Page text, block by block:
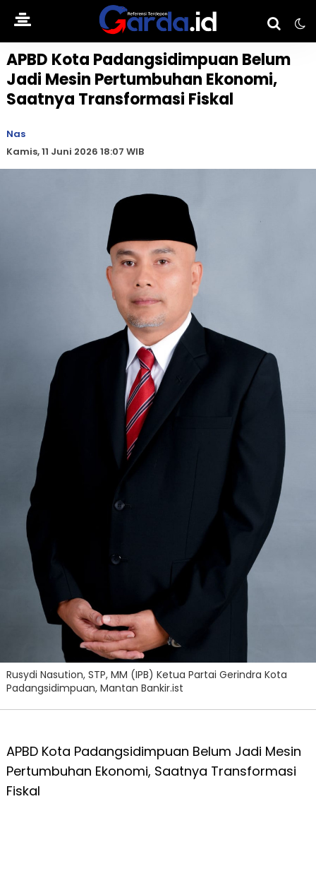
APBD Kota Padangsidimpuan Belum
Jadi Mesin Pertumbuhan Ekonomi,
Saatnya Transformasi Fiskal
Nas
Kamis, 11 Juni 2026 18:07 WIB
Rusydi Nasution, STP, MM (IPB) Ketua Partai Gerindra Kota
Padangsidimpuan, Mantan Bankir.ist
APBD Kota Padangsidimpuan Belum Jadi Mesin
Pertumbuhan Ekonomi, Saatnya Transformasi
Fiskal